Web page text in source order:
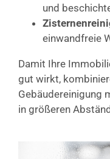
und
einwandfreie
Damit Ihre
gut wirkt,
Gebäudereinigung
in größeren